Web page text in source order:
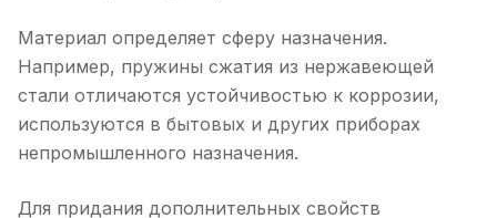
Материал определяет сферу назначения.
Например, пружины сжатия из нержавеющей
стали отличаются устойчивостью к коррозии,
используются в бытовых и других приборах
непромышленного назначения.
Для придания дополнительных свойств